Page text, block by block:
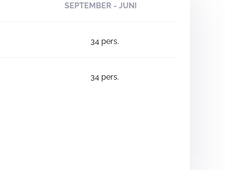
SEPTEMBER - JUNI
34 pers.
34 pers.